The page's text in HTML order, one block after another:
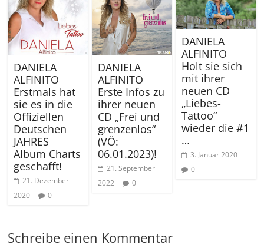
DANIELA
ALFINITO
Erstmals hat
sie es in die
Offiziellen
Deutschen
JAHRES
Album Charts
geschafft!
21. Dezember
2020
0
DANIELA
ALFINITO
Erste Infos zu
ihrer neuen
CD „Frei und
grenzenlos“
(VÖ:
06.01.2023)!
21. September
2022
0
DANIELA
ALFINITO
Holt sie sich
mit ihrer
neuen CD
„Liebes-
Tattoo“
wieder die #1
…
3. Januar 2020
0
Schreibe einen Kommentar